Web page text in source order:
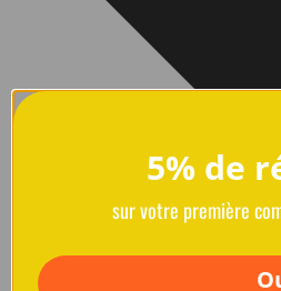
5% de
sur votre première